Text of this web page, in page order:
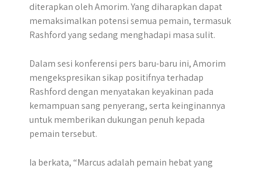
diterapkan oleh Amorim. Yang diharapkan dapat
memaksimalkan potensi semua pemain, termasuk
Rashford yang sedang menghadapi masa sulit.
Dalam sesi konferensi pers baru-baru ini, Amorim
mengekspresikan sikap positifnya terhadap
Rashford dengan menyatakan keyakinan pada
kemampuan sang penyerang, serta keinginannya
untuk memberikan dukungan penuh kepada
pemain tersebut.
Ia berkata, “Marcus adalah pemain hebat yang